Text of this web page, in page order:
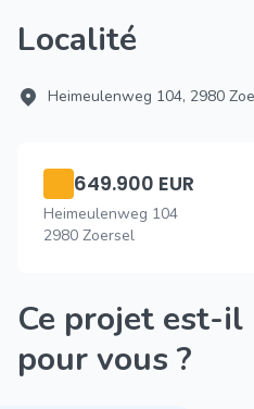
Localité
Heimeulenweg 104, 2980
649.900 EUR
Heimeulenweg 104
2980 Zoersel
Ce projet est-il réalisable
pour vous ?